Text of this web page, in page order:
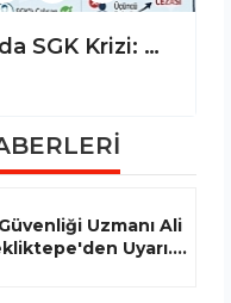
Şirket Araçlarında SGK Krizi: Aile Bireylerine Araç Kullandırmanın Bedeli: Kayıt Dışı İstihdam Cezası
Uzmanı Ali
Uyarı....